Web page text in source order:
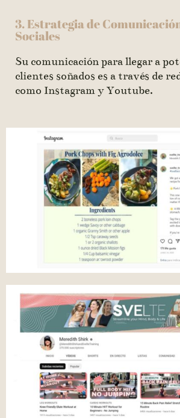
3. Estrategia de
Sociales
Su comunicación para llegar a
clientes soñados es a través de
como Instagram y Youtube.